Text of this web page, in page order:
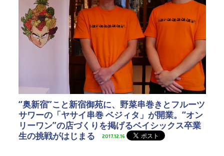
“奥新宿”こと新宿御苑に、野菜串巻きとフルーツ
サワーの「ヤサイ串巻 ベジィタ」が開業。“オン
リーワン”の店づくりを掲げるベイシックス卒業
生の挑戦がはじまる
2017.12.16